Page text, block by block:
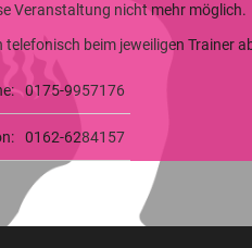
Veranstaltung nicht mehr möglich.
beim jeweiligen Trainer
0175-9957176
0162-6284157